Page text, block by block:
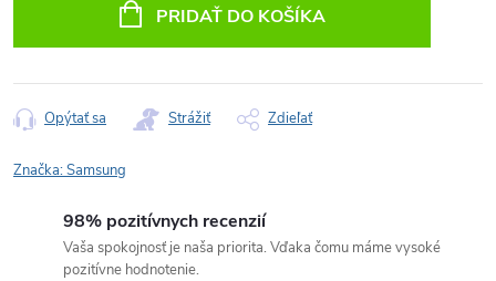
PRIDAŤ DO KOŠÍKA
Opýtať sa Strážiť Zdieľať
Značka:Samsung
98% pozitívnych recenzií
Vaša spokojnosť je naša priorita. Vďaka čomu máme vysoké
pozitívne hodnotenie.